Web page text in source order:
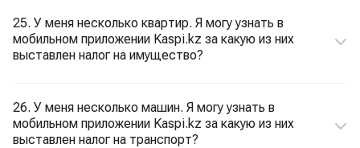
25. У меня несколько квартир. Я могу узнать в
мобильном приложении Kaspi.kz за какую из них
выставлен налог на имущество?
26. У меня несколько машин. Я могу узнать в
мобильном приложении Kaspi.kz за какую из них
выставлен налог на транспорт?